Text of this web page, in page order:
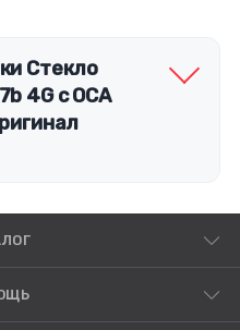
Стекло
4G с OCA